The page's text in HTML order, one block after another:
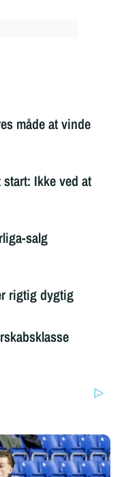
måde at vinde
Ikke ved at
salg
rigtig dygtig